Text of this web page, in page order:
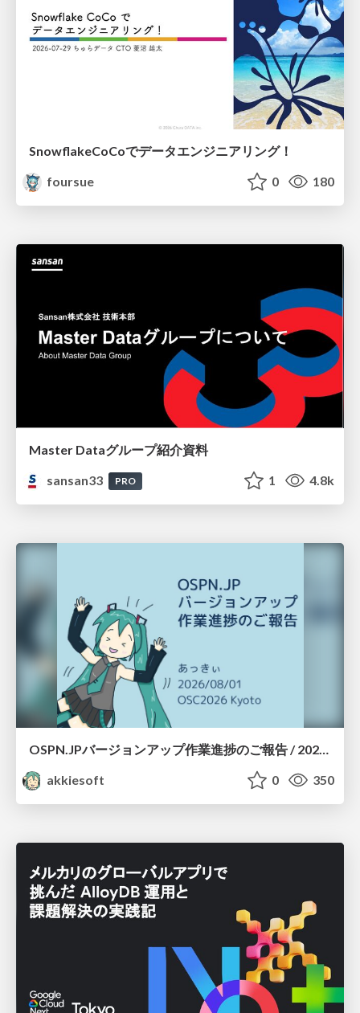
SnowflakeCoCoでデータエンジニアリング！
foursue
0 180
Master Dataグループ紹介資料
sansan33
PRO 1 4.8k
akkiesoft
0 350